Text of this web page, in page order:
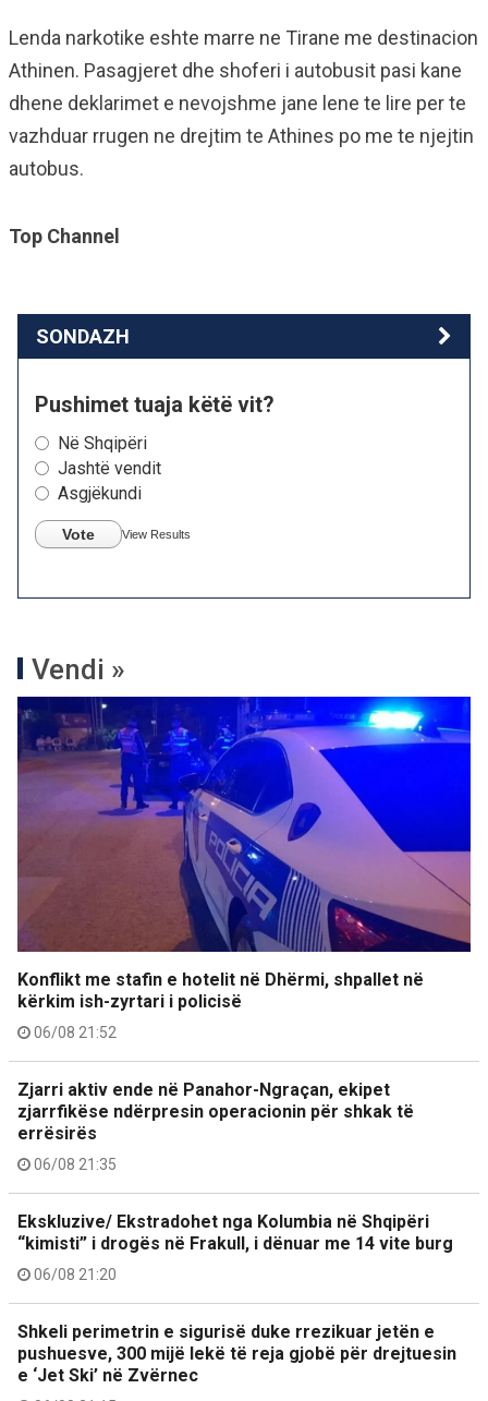
Lenda narkotike eshte marre ne Tirane me destinacion
Athinen. Pasagjeret dhe shoferi i autobusit pasi kane
dhene deklarimet e nevojshme jane lene te lire per te
vazhduar rrugen ne drejtim te Athines po me te njejtin
autobus.
Top Channel
SONDAZH
Pushimet tuaja këtë vit?
Në Shqipëri
Jashtë vendit
Asgjëkundi
Vote View Results
Vendi »
Konflikt me stafin e hotelit në Dhërmi, shpallet në
kërkim ish-zyrtari i policisë
06/08 21:52
Zjarri aktiv ende në Panahor-Ngraçan, ekipet
zjarrfikëse ndërpresin operacionin për shkak të
errësirës
06/08 21:35
Ekskluzive/ Ekstradohet nga Kolumbia në Shqipëri
“kimisti” i drogës në Frakull, i dënuar me 14 vite burg
06/08 21:20
Shkeli perimetrin e sigurisë duke rrezikuar jetën e
pushuesve, 300 mijë lekë të reja gjobë për drejtuesin
e ‘Jet Ski’ në Zvërnec